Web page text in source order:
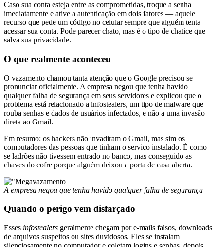
Caso sua conta esteja entre as comprometidas, troque a senha
imediatamente e ative a autenticação em dois fatores — aquele
recurso que pede um código no celular sempre que alguém tenta
acessar sua conta. Pode parecer chato, mas é o tipo de chatice que
salva sua privacidade.
O que realmente aconteceu
O vazamento chamou tanta atenção que o Google precisou se
pronunciar oficialmente. A empresa negou que tenha havido
qualquer falha de segurança em seus servidores e explicou que o
problema está relacionado a infostealers, um tipo de malware que
rouba senhas e dados de usuários infectados, e não a uma invasão
direta ao Gmail.
Em resumo: os hackers não invadiram o Gmail, mas sim os
computadores das pessoas que tinham o serviço instalado. É como
se ladrões não tivessem entrado no banco, mas conseguido as
chaves do cofre porque alguém deixou a porta de casa aberta.
A empresa negou que tenha havido qualquer falha de segurança
Quando o perigo vem disfarçado
Esses infostealers geralmente chegam por e-mails falsos, downloads
de arquivos suspeitos ou sites duvidosos. Eles se instalam